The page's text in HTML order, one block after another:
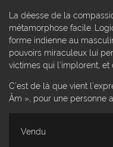
La déesse de la
métamorphose facile.
forme indienne au
pouvoirs miraculeux lui
victimes qui l’implorent,
C’est de là que vient
Âm », pour une personne
Vendu